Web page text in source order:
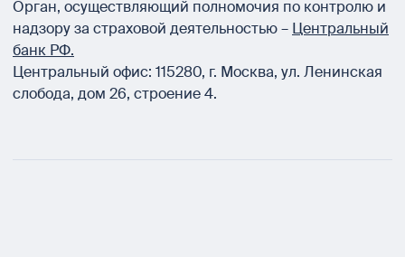
Орган, осуществляющий полномочия по контролю и
надзору за страховой деятельностью – Центральный
банк РФ.
Центральный офис: 115280, г. Москва, ул. Ленинская
слобода, дом 26, строение 4.